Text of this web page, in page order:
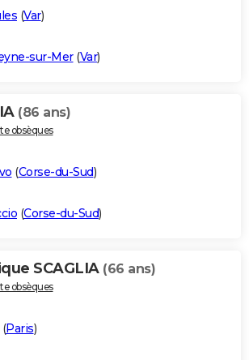
(Var)
sur-Mer(Var)
(86 ans)
obsèques
(Corse-du-Sud)
(Corse-du-Sud)
SCAGLIA (66 ans)
obsèques
(Paris)